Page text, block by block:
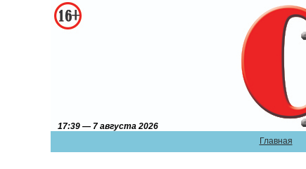
Главная
17:39 — 7 августа 2026